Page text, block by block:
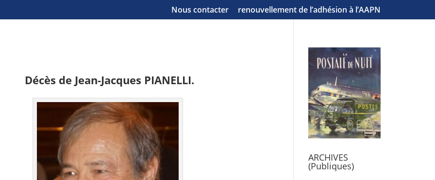
Nous contacter renouvellement de l’adhésion à l’AAPN
Décès de Jean-Jacques PIANELLI.
ARCHIVES
(Publiques)